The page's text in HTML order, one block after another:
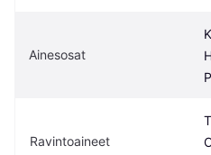
Ainesosat
Ravintoaineet